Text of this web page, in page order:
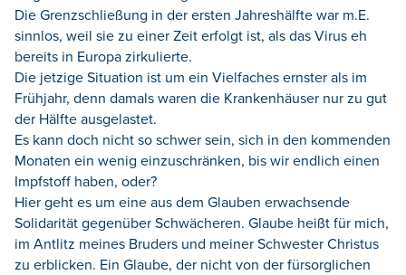
Die Grenzschließung in der ersten Jahreshälfte war m.E.
sinnlos, weil sie zu einer Zeit erfolgt ist, als das Virus eh
bereits in Europa zirkulierte.
Die jetzige Situation ist um ein Vielfaches ernster als im
Frühjahr, denn damals waren die Krankenhäuser nur zu gut
der Hälfte ausgelastet.
Es kann doch nicht so schwer sein, sich in den kommenden
Monaten ein wenig einzuschränken, bis wir endlich einen
Impfstoff haben, oder?
Hier geht es um eine aus dem Glauben erwachsende
Solidarität gegenüber Schwächeren. Glaube heißt für mich,
im Antlitz meines Bruders und meiner Schwester Christus
zu erblicken. Ein Glaube, der nicht von der fürsorglichen